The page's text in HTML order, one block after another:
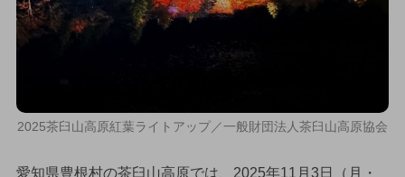
2025茶臼山高原紅葉ライトアップ／一般財団法人茶臼山高原協会
愛知県豊根村の茶臼山高原では、2025年11月3日（月・